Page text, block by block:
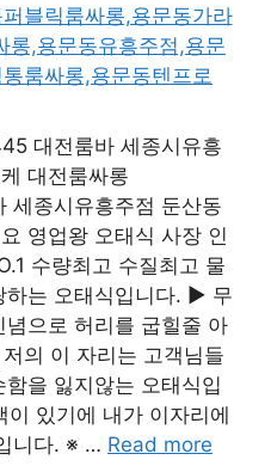
대전룸바 세종시유흥
대전룸싸롱
세종시유흥주점 둔산동
영업왕 오태식 사장 인
수량최고 수질최고 물
하는 오태식입니다. ▶ 무
으로 허리를 굽힐줄 아
의 이 자리는 고객님들
을 잃지않는 오태식입
있기에 내가 이자리에
니다. ※ … Read more